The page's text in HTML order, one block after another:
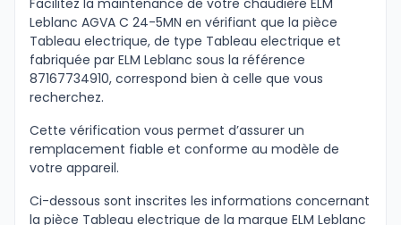
Facilitez la maintenance de votre chaudière ELM
Leblanc AGVA C 24-5MN en vérifiant que la pièce
Tableau electrique, de type Tableau electrique et
fabriquée par ELM Leblanc sous la référence
87167734910, correspond bien à celle que vous
recherchez.
Cette vérification vous permet d’assurer un
remplacement fiable et conforme au modèle de
votre appareil.
Ci-dessous sont inscrites les informations concernant
la pièce Tableau electrique de la marque ELM Leblanc